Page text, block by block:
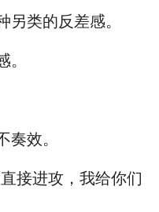
另类的反差感。
。
奏效。
接进攻，我给你们